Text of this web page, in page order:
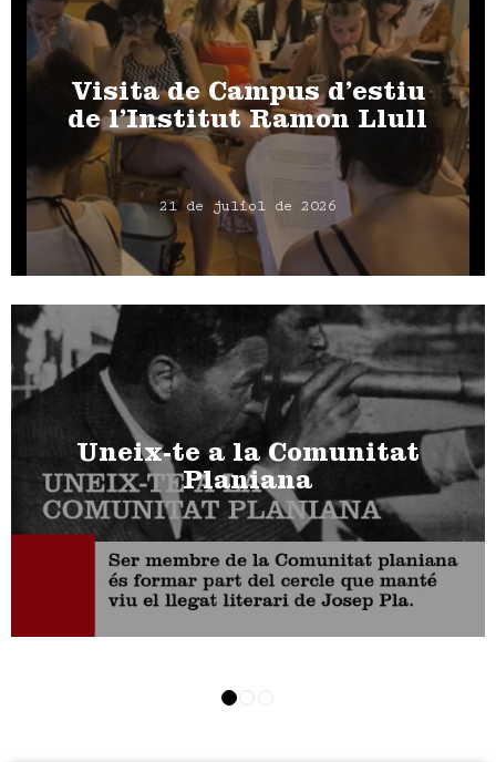
Visita de Campus d’estiu
de l’Institut Ramon Llull
21 de juliol de 2026
Uneix-te a la Comunitat
Planiana